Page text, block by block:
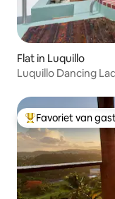
Flat in Luquillo
Luquillo Dancing
Topfavoriet van
Favoriet van